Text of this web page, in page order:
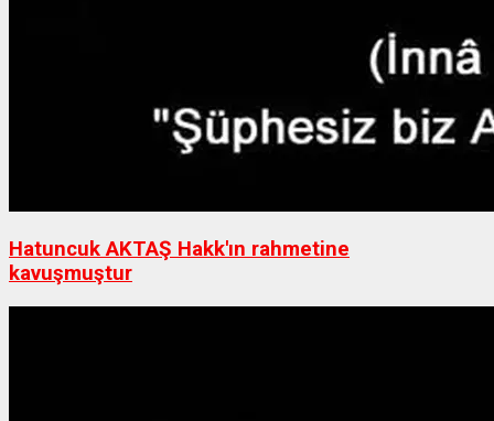
Hatuncuk AKTAŞ Hakk'ın rahmetine
kavuşmuştur